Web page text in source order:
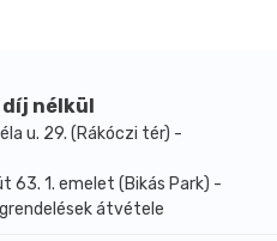
nélkül
u. 29. (Rákóczi tér) -
63. 1. emelet (Bikás Park) -
átvétele